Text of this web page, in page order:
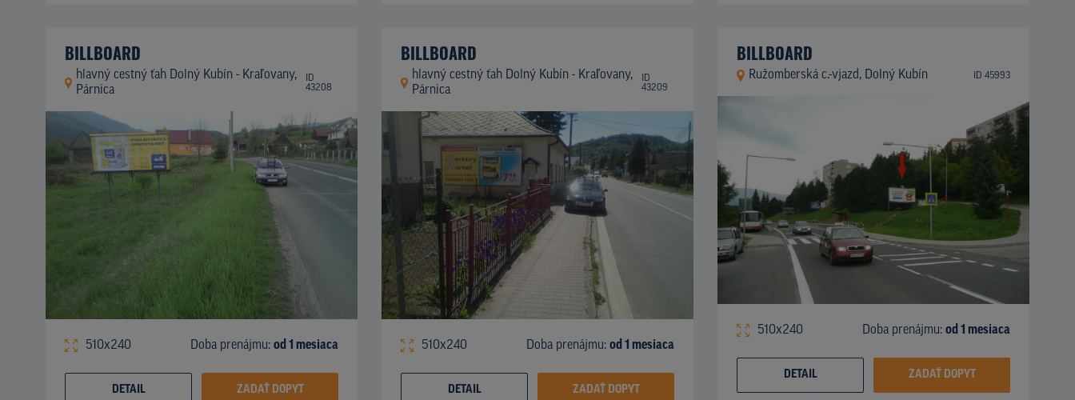
BILLBOARD
hlavný cestný ťah Dolný Kubín - Kraľovany,
Párnica
ID
43208
510x240 Doba prenájmu: od 1 mesiaca
DETAIL ZADAŤ DOPYT
BILLBOARD
hlavný cestný ťah Dolný Kubín - Kraľovany,
Párnica
ID
43209
510x240 Doba prenájmu: od 1 mesiaca
DETAIL ZADAŤ DOPYT
BILLBOARD
Ružomberská c.-vjazd, Dolný Kubín ID 45993
510x240 Doba prenájmu: od 1 mesiaca
DETAIL ZADAŤ DOPYT